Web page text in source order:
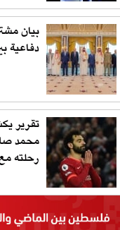
بيان
دفاعية
تقرير
محمد
رحلته